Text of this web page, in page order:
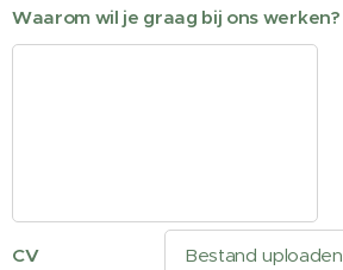
Waarom wil je graag bij ons werken?
CV Bestand uploaden